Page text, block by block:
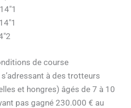
de course
à des trotteurs
et hongres) âgés de 7 à 10
pas gagné 230.000 € au